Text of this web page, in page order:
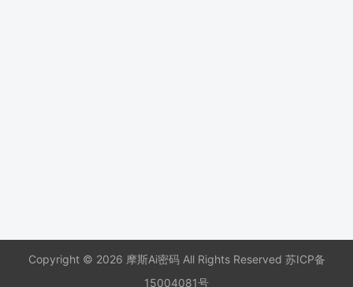
Copyright © 2026 摩斯Ai密码 All Rights Reserved 苏ICP备
15004081号